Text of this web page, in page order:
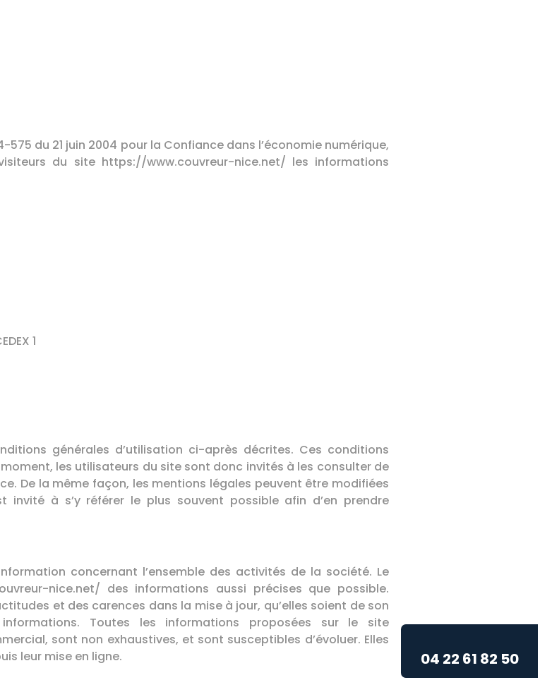
du 21 juin 2004 pour la Confiance dans l’économie numérique,
du site https://www.couvreur-nice.net/ les informations
1
générales d’utilisation ci-après décrites. Ces conditions
les utilisateurs du site sont donc invités à les consulter de
De la même façon, les mentions légales peuvent être modifiées
à s’y référer le plus souvent possible afin d’en prendre
concernant l’ensemble des activités de la société. Le
nice.net/ des informations aussi précises que possible.
et des carences dans la mise à jour, qu’elles soient de son
Toutes les informations proposées sur le site
sont non exhaustives, et sont susceptibles d’évoluer. Elles
leur mise en ligne.
04 22 61 82 50